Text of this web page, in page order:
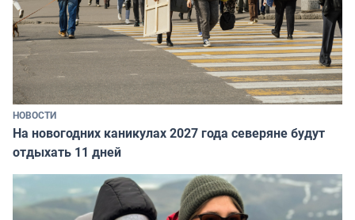
НОВОСТИ
На новогодних каникулах 2027 года северяне будут
отдыхать 11 дней